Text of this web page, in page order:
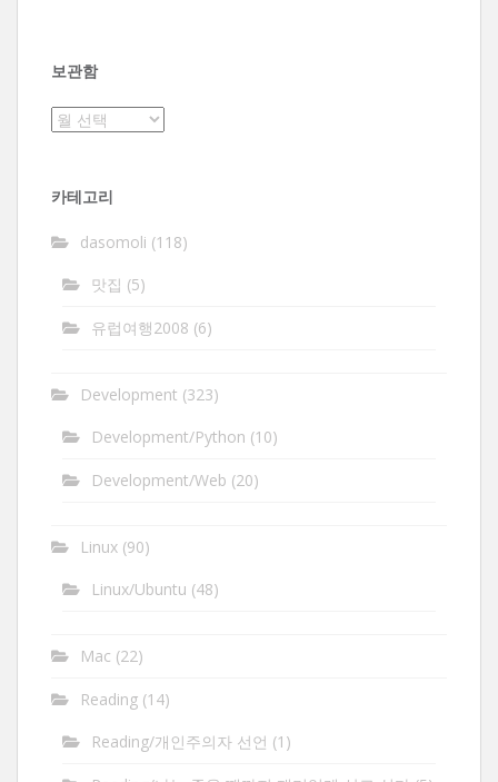
보관함
보
카테고리
dasomoli (118)
맛집 (5)
유럽여행2008 (6)
Development (323)
Development/Python (10)
Development/Web (20)
Linux (90)
Linux/Ubuntu (48)
Mac (22)
Reading (14)
Reading/개인주의자 선언 (1)